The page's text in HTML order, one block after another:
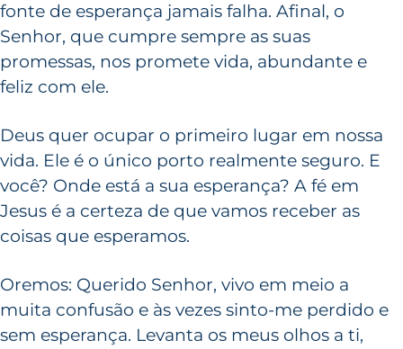
fonte de esperança jamais falha. Afinal, o
Senhor, que cumpre sempre as suas
promessas, nos promete vida, abundante e
feliz com ele.
Deus quer ocupar o primeiro lugar em nossa
vida. Ele é o único porto realmente seguro. E
você? Onde está a sua esperança? A fé em
Jesus é a certeza de que vamos receber as
coisas que esperamos.
Oremos: Querido Senhor, vivo em meio a
muita confusão e às vezes sinto-me perdido e
sem esperança. Levanta os meus olhos a ti,